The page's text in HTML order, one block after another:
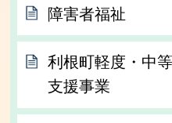
障害者福祉
利根町軽度・中
支援事業